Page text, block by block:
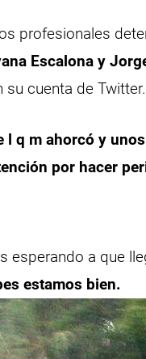
profesionales
Escalona y
cuenta de Twitter.
l q m ahorcó y
por hacer
esperando a que
estamos bien.